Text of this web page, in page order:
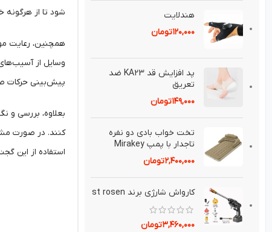
هندلايت
۱۲۰,۰۰۰تومان
پد افزايش قد KA23 ضد
تعريق⁣
۱۴۹,۰۰۰تومان
تخت خواب بادی دو نفره
تاجدار با پمپ Mirakey
۲,۴۰۰,۰۰۰تومان
کارواش شارژی برند st rosen
۳,۴۶۰,۰۰۰تومان
شود تا از
همچنین، رعایت
وسایل از
پیش‌بینی حرکات
بعلاوه، بررسی
کنند. در صورت
استفاده از این